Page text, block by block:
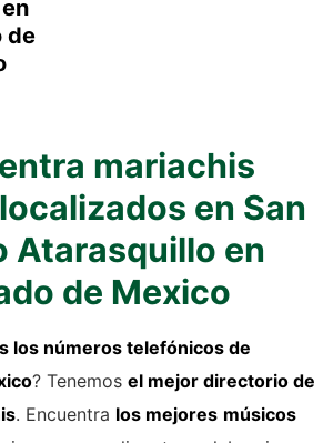
de
mariachis
en San
Atarasquillo en
de Mexico
los números telefónicos de
? Tenemos el mejor directorio de
. Encuentra los mejores músicos